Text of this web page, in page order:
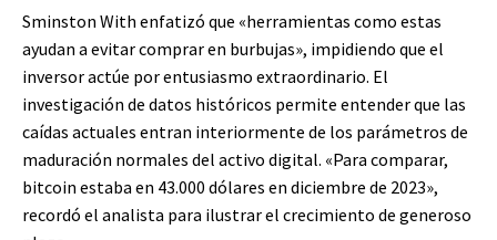
Sminston With enfatizó que «herramientas como estas
ayudan a evitar comprar en burbujas», impidiendo que el
inversor actúe por entusiasmo extraordinario. El
investigación de datos históricos permite entender que las
caídas actuales entran interiormente de los parámetros de
maduración normales del activo digital. «Para comparar,
bitcoin estaba en 43.000 dólares en diciembre de 2023»,
recordó el analista para ilustrar el crecimiento de generoso